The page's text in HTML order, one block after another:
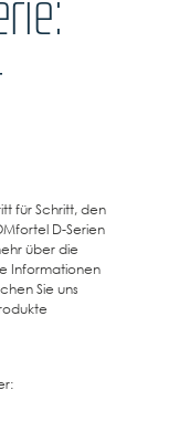
für Schritt, den
D-Serien
über die
Informationen
Sie uns